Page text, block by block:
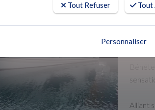
Alliant
Tout Refuser Tout
Personnaliser